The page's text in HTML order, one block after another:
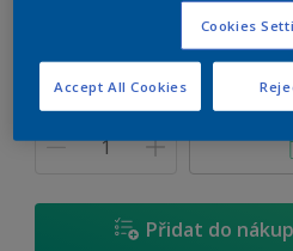
2,5 L
Množství Kalkulačka
Přidat do
Cookies
Accept All Cookies